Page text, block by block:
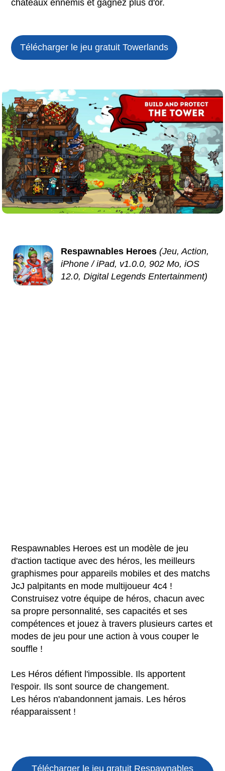
châteaux ennemis et gagnez plus d'or.
Télécharger le jeu gratuitTowerlands
Respawnables Heroes (Jeu, Action,
iPhone / iPad, v1.0.0, 902 Mo, iOS
12.0, Digital Legends Entertainment)
Respawnables Heroes est un modèle de jeu
d'action tactique avec des héros, les meilleurs
graphismes pour appareils mobiles et des matchs
JcJ palpitants en mode multijoueur 4c4 !
Construisez votre équipe de héros, chacun avec
sa propre personnalité, ses capacités et ses
compétences et jouez à travers plusieurs cartes et
modes de jeu pour une action à vous couper le
souffle !
Les Héros défient l'impossible. Ils apportent
l'espoir. Ils sont source de changement.
Les héros n'abandonnent jamais. Les héros
réapparaissent !
Télécharger le jeu gratuit Respawnables